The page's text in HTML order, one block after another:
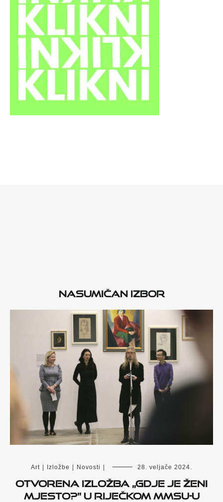
Nasumičan izbor
Art | Izložbe | Novosti | 28. veljače 2024.
Otvorena izložba „Gdje je ženi
mjesto?” u riječkom MMSU-u